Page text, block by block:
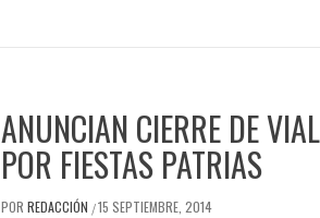
ANUNCIAN CIERRE DE
POR FIESTAS PATRIAS
POR REDACCIÓN /15 SEPTIEMBRE, 2014